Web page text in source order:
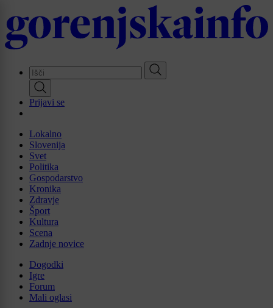
to
main
content
Prijavi se
Lokalno
Slovenija
Svet
Politika
Gospodarstvo
Kronika
Zdravje
Šport
Kultura
Scena
Zadnje novice
Dogodki
Igre
Forum
Mali oglasi